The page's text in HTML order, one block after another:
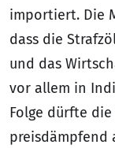
importiert. Die
dass die
und das
vor allem in
Folge dürfte die
preisdämpfend